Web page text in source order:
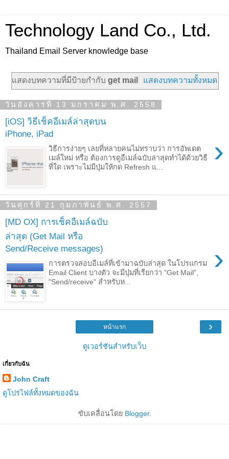
Technology Land Co., Ltd.
Thailand Email Server knowledge base
แสดงบทความที่มีป้ายกำกับ get mail แสดงบทความทั้งหมด
วันอังคารที่ 13 มกราคม พ.ศ. 2558
[iOS] วิธีเช็คอีเมล์ล่าสุดบน
iPhone, iPad
›
วิธีการง่ายๆ เลยที่หลายคนไม่ทราบว่า การอัพเดต
เมล์ใหม่ หรือ ต้องการดูอีเมล์ฉบับล่าสุดทำได้ด้วยวิธี
ที่ใด เพราะไม่มีปุ่มให้กด Refresh แ...
วันศุกร์ที่ 21 กุมภาพันธ์ พ.ศ. 2557
[MD OX] การเช็คอีเมล์ฉบับ
ล่าสุด (Get Mail หรือ
Send/Receive messages)
›
การตรวจสอบอีเมล์ที่เข้ามาฉบับล่าสุด ในโปรแกรม
Email Client บางตัว จะมีปุ่มที่เรียกว่า "Get Mail",
"Send/receive" สำหรับห...
›
หน้าแรก
ดูเวอร์ชันสำหรับเว็บ
เกี่ยวกับฉัน
John Craft
ดูโปรไฟล์ทั้งหมดของฉัน
ขับเคลื่อนโดย Blogger.